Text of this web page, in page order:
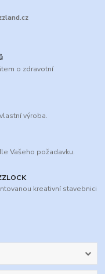
o zdravotní
výroba.
Vašeho požadavku.
kreativní stavebnici